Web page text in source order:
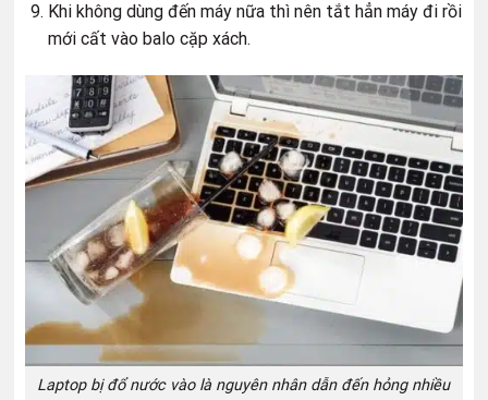
Khi không dùng đến máy nữa thì nên tắt hẳn máy đi rồi
mới cất vào balo cặp xách.
Laptop bị đổ nước vào là nguyên nhân dẫn đến hỏng nhiều